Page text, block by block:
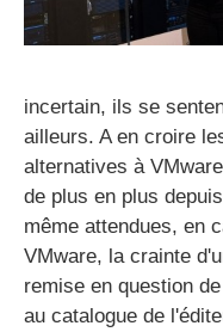
incertain, ils se
ailleurs. A en croire
alternatives à
de plus en plus
même attendues, en
VMware, la crainte
remise en question
au catalogue de